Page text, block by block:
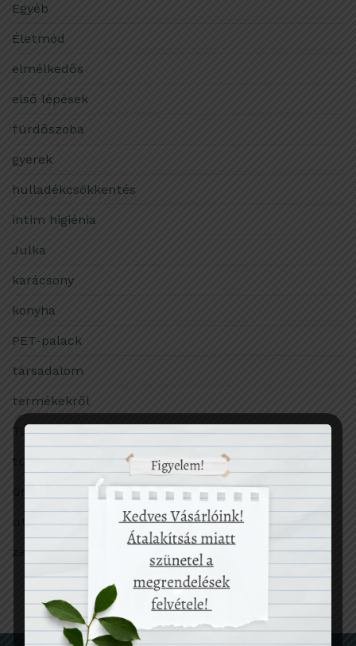
Egyéb
Életmód
elmélkedős
első lépések
fürdőszoba
gyerek
hulladékcsökkentés
intim higiénia
Julka
karácsony
konyha
PET-palack
társadalom
termékekről
Tudomány
túlfogyasztás
utazás
zero waste